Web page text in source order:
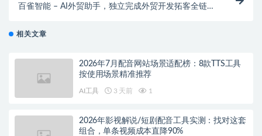
百雀智能 – AI外贸助手，独立完成外贸开发拓客全链路
相关文章
2026年7月配音网站场景适配榜：8款TTS工具
按使用场景精准推荐
AI工具 3 天前 1
2026年影视解说/短剧配音工具实测：找对这套
组合，单条视频成本直降90%